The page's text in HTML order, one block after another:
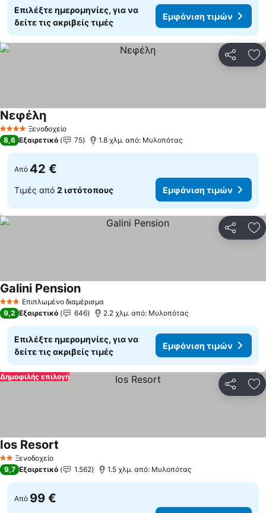
Επιλέξτε ημερομηνίες, για να
δείτε τις ακριβείς τιμές
Εμφάνιση τιμών
4 ΑστέριαΞενοδοχείο
ΝεφέληΕμφάνιση τιμών
8,6 Εξαιρετικό 75 1.8 χλμ. από: Μυλοπότας
Από 42 €
Τιμές από 2 ιστότοπους Εμφάνιση τιμών
3 ΑστέριαΕπιπλωμένο διαμέρισμα
Galini PensionΕμφάνιση τιμών
9,2 Εξαιρετικό 646 2.2 χλμ. από: Μυλοπότας
Επιλέξτε ημερομηνίες, για να
δείτε τις ακριβείς τιμές
Εμφάνιση τιμών
Δημοφιλής επιλογή
2 ΑστέριαΞενοδοχείο
Ios Resort
9,7 Εξαιρετικό 1.562 1.5 χλμ. από: Μυλοπότας
Από 99 €